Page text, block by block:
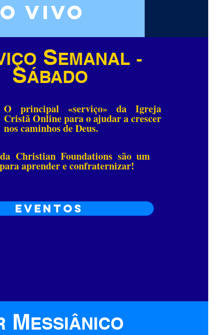
vivo
SEMANAL -
SÁBADO
O principal «serviço» da Igreja
Cristã Online para o ajudar a crescer
nos caminhos de Deus.
Christian Foundations são um
aprender e confraternizar!
Eventos
MESSIÂNICO